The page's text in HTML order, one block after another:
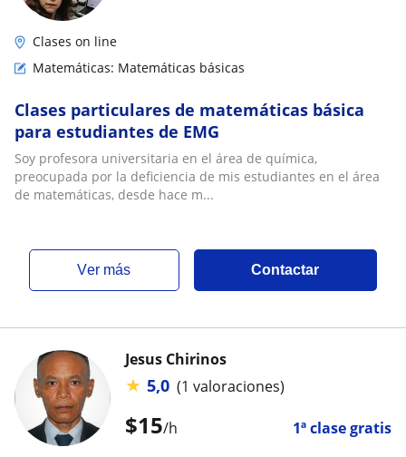
Clases on line
Matemáticas: Matemáticas básicas
Clases particulares de matemáticas básica
para estudiantes de EMG
Soy profesora universitaria en el área de química,
preocupada por la deficiencia de mis estudiantes en el área
de matemáticas, desde hace m...
ver más Contactar
$15/h 1ª clase gratis
Jesus Chirinos
★ 5,0 (1 valoraciones)